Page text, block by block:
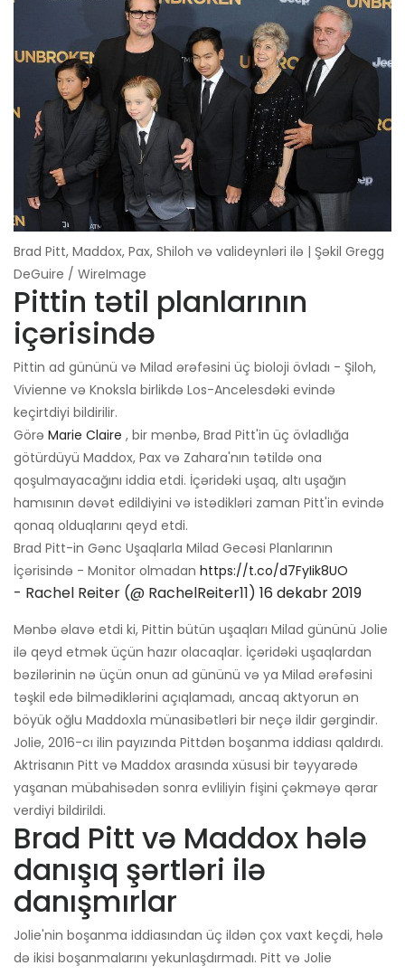
Brad Pitt, Maddox, Pax, Shiloh və valideynləri ilə | Şəkil Gregg
DeGuire / WireImage
Pittin tətil planlarının
içərisində
Pittin ad gününü və Milad ərəfəsini üç bioloji övladı - Şiloh,
Vivienne və Knoksla birlikdə Los-Ancelesdəki evində
keçirtdiyi bildirilir.
Görə Marie Claire , bir mənbə, Brad Pitt'in üç övladlığa
götürdüyü Maddox, Pax və Zahara'nın tətildə ona
qoşulmayacağını iddia etdi. İçəridəki uşaq, altı uşağın
hamısının dəvət edildiyini və istədikləri zaman Pitt'in evində
qonaq olduqlarını qeyd etdi.
Brad Pitt-in Gənc Uşaqlarla Milad Gecəsi Planlarının
İçərisində - Monitor olmadan https://t.co/d7FyIik8UO
- Rachel Reiter (@ RachelReiter11) 16 dekabr 2019
Mənbə əlavə etdi ki, Pittin bütün uşaqları Milad gününü Jolie
ilə qeyd etmək üçün hazır olacaqlar. İçəridəki uşaqlardan
bəzilərinin nə üçün onun ad gününü və ya Milad ərəfəsini
təşkil edə bilmədiklərini açıqlamadı, ancaq aktyorun ən
böyük oğlu Maddoxla münasibətləri bir neçə ildir gərgindir.
Jolie, 2016-cı ilin payızında Pittdən boşanma iddiası qaldırdı.
Aktrisanın Pitt və Maddox arasında xüsusi bir təyyarədə
yaşanan mübahisədən sonra evliliyin fişini çəkməyə qərar
verdiyi bildirildi.
Brad Pitt və Maddox hələ
danışıq şərtləri ilə
danışmırlar
Jolie'nin boşanma iddiasından üç ildən çox vaxt keçdi, hələ
də ikisi boşanmalarını yekunlaşdırmadı. Pitt və Jolie